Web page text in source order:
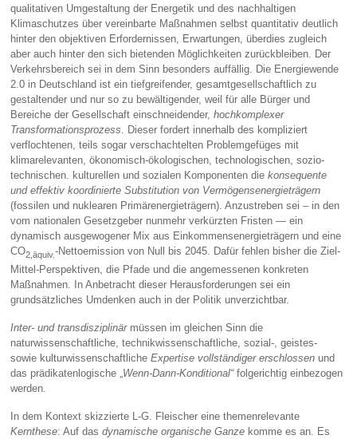
qualitativen Umgestaltung der Energetik und des nachhaltigen
Klimaschutzes über vereinbarte Maßnahmen selbst quantitativ deutlich
hinter den objektiven Erfordernissen, Erwartungen, überdies zugleich
aber auch hinter den sich bietenden Möglichkeiten zurückbleiben. Der
Verkehrsbereich sei in dem Sinn besonders auffällig. Die Energiewende
2.0 in Deutschland ist ein tiefgreifender, gesamtgesellschaftlich zu
gestaltender und nur so zu bewältigender, weil für alle Bürger und
Bereiche der Gesellschaft einschneidender,hochkomplexer
Transformationsprozess . Dieser fordert innerhalb des kompliziert
verflochtenen, teils sogar verschachtelten Problemgefüges mit
klimarelevanten, ökonomisch-ökologischen, technologischen, sozio-
technischen. kulturellen und sozialen Komponenten diekonsequente
und effektiv koordinierte Substitution von Vermögensenergieträgern
(fossilen und nuklearen Primärenergieträgern). Anzustreben sei – in den
vom nationalen Gesetzgeber nunmehr verkürzten Fristen — ein
dynamisch ausgewogener Mix aus Einkommensenergieträgern und eine
CO2,äquiv.-Nettoemission von Null bis 2045. Dafür fehlen bisher die Ziel-
Mittel-Perspektiven, die Pfade und die angemessenen konkreten
Maßnahmen. In Anbetracht dieser Herausforderungen sei ein
grundsätzliches Umdenken auch in der Politik unverzichtbar.
Inter- und transdisziplinär müssen im gleichen Sinn die
naturwissenschaftliche, technikwissenschaftliche, sozial-, geistes-
sowie kulturwissenschaftlicheExpertise vollständiger erschlossen und
das prädikatenlogische „Wenn-Dann-Konditional“folgerichtig einbezogen
werden.
In dem Kontext skizzierte L-G. Fleischer eine themenrelevante
Kernthese: Auf das dynamische organische Ganze komme es an. Es